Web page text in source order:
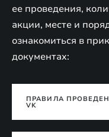
ее проведения,
акции, месте и
ознакомиться в
документах:
ПРАВИЛА
VK